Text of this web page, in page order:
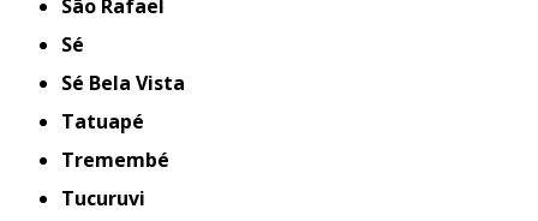
São Rafael
Sé
Sé Bela Vista
Tatuapé
Tremembé
Tucuruvi